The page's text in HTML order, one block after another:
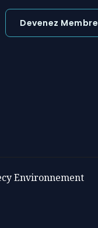
Devenez Membre
Environnement